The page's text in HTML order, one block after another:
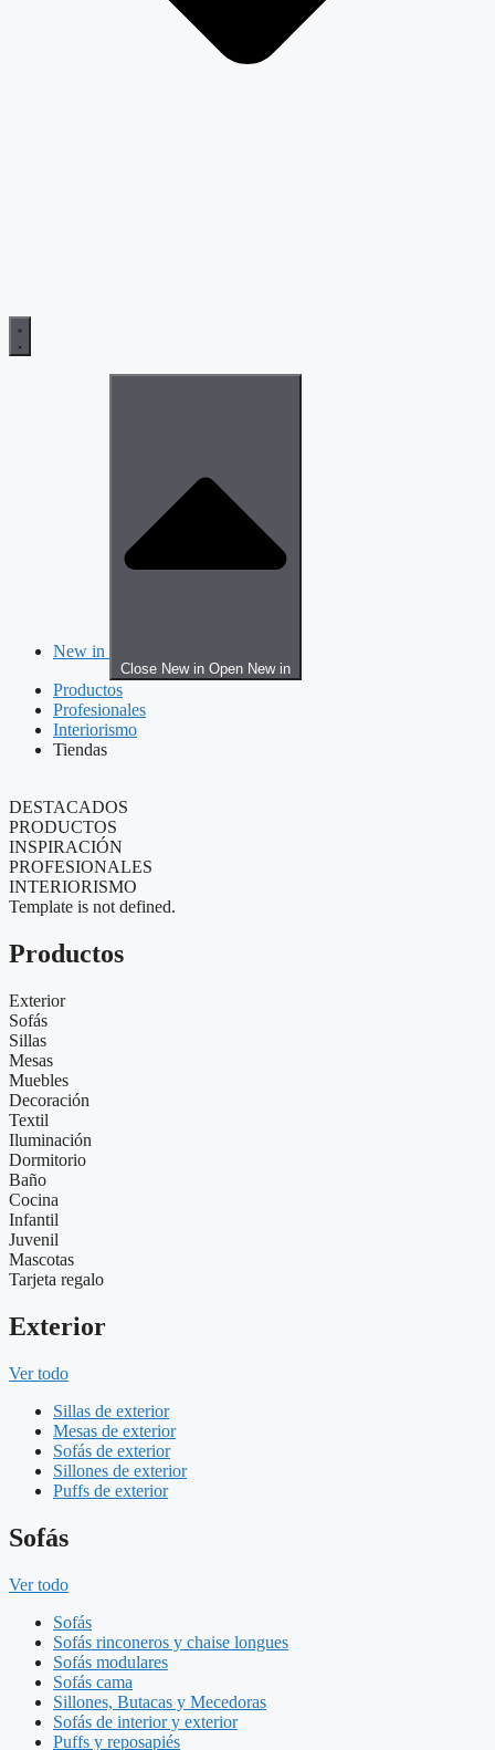
New in
Close New in Open New in
Productos
Profesionales
Interiorismo
Tiendas
DESTACADOS
PRODUCTOS
INSPIRACIÓN
PROFESIONALES
INTERIORISMO
Template is not defined.
Productos
Exterior
Sofás
Sillas
Mesas
Muebles
Decoración
Textil
Iluminación
Dormitorio
Baño
Cocina
Infantil
Juvenil
Mascotas
Tarjeta regalo
Exterior
Ver todo
Sillas de exterior
Mesas de exterior
Sofás de exterior
Sillones de exterior
Puffs de exterior
Sofás
Ver todo
Sofás
Sofás rinconeros y chaise longues
Sofás modulares
Sofás cama
Sillones, Butacas y Mecedoras
Sofás de interior y exterior
Puffs y reposapiés